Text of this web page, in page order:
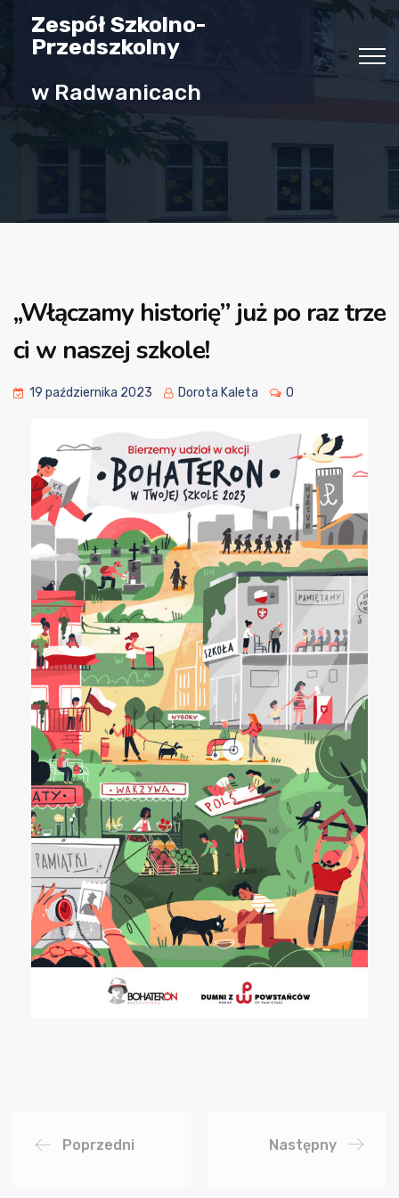
Zespół Szkolno-
Przedszkolny
w Radwanicach
,,Włączamy historię” już po raz trze
ci w naszej szkole!
19 października 2023 Dorota Kaleta 0
Poprzedni Następny